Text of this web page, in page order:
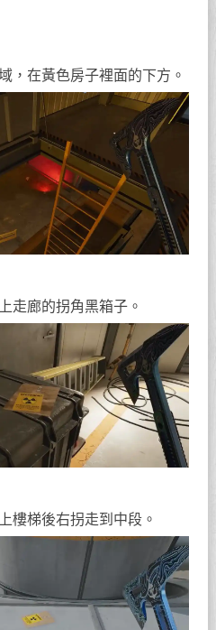
，在黃色房子裡面的下方。
走廊的拐角黑箱子。
樓梯後右拐走到中段。